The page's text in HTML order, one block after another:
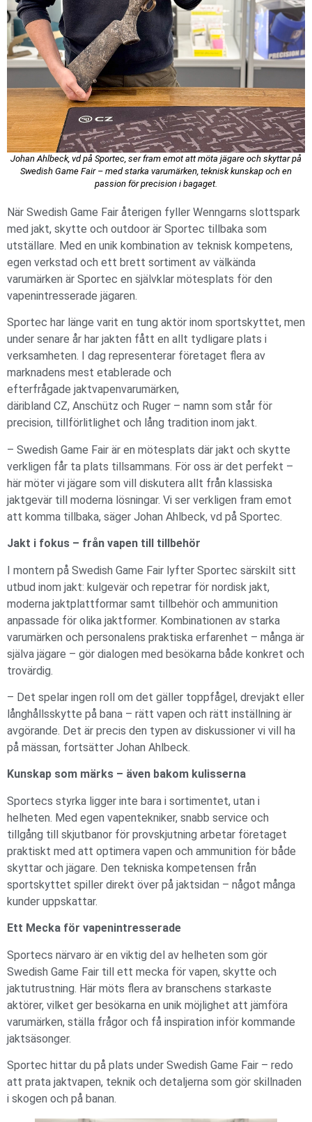
Johan Ahlbeck, vd på Sportec, ser fram emot att möta jägare och skyttar på
Swedish Game Fair – med starka varumärken, teknisk kunskap och en
passion för precision i bagaget.
När Swedish Game Fair återigen fyller Wenngarns slottspark
med jakt, skytte och outdoor är Sportec tillbaka som
utställare. Med en unik kombination av teknisk kompetens,
egen verkstad och ett brett sortiment av välkända
varumärken är Sportec en självklar mötesplats för den
vapenintresserade jägaren.
Sportec har länge varit en tung aktör inom sportskyttet, men
under senare år har jakten fått en allt tydligare plats i
verksamheten. I dag representerar företaget flera av
marknadens mest etablerade och
efterfrågade jaktvapenvarumärken,
däribland CZ, Anschütz och Ruger – namn som står för
precision, tillförlitlighet och lång tradition inom jakt.
– Swedish Game Fair är en mötesplats där jakt och skytte
verkligen får ta plats tillsammans. För oss är det perfekt –
här möter vi jägare som vill diskutera allt från klassiska
jaktgevär till moderna lösningar. Vi ser verkligen fram emot
att komma tillbaka, säger Johan Ahlbeck, vd på Sportec.
Jakt i fokus – från vapen till tillbehör
I montern på Swedish Game Fair lyfter Sportec särskilt sitt
utbud inom jakt: kulgevär och repetrar för nordisk jakt,
moderna jaktplattformar samt tillbehör och ammunition
anpassade för olika jaktformer. Kombinationen av starka
varumärken och personalens praktiska erfarenhet – många är
själva jägare – gör dialogen med besökarna både konkret och
trovärdig.
– Det spelar ingen roll om det gäller toppfågel, drevjakt eller
långhållsskytte på bana – rätt vapen och rätt inställning är
avgörande. Det är precis den typen av diskussioner vi vill ha
på mässan, fortsätter Johan Ahlbeck.
Kunskap som märks – även bakom kulisserna
Sportecs styrka ligger inte bara i sortimentet, utan i
helheten. Med egen vapentekniker, snabb service och
tillgång till skjutbanor för provskjutning arbetar företaget
praktiskt med att optimera vapen och ammunition för både
skyttar och jägare. Den tekniska kompetensen från
sportskyttet spiller direkt över på jaktsidan – något många
kunder uppskattar.
Ett Mecka för vapenintresserade
Sportecs närvaro är en viktig del av helheten som gör
Swedish Game Fair till ett mecka för vapen, skytte och
jaktutrustning. Här möts flera av branschens starkaste
aktörer, vilket ger besökarna en unik möjlighet att jämföra
varumärken, ställa frågor och få inspiration inför kommande
jaktsäsonger.
Sportec hittar du på plats under Swedish Game Fair – redo
att prata jaktvapen, teknik och detaljerna som gör skillnaden
i skogen och på banan.